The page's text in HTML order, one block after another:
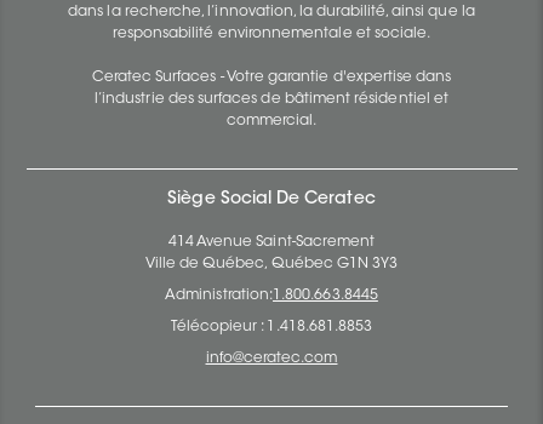
dans la recherche, l’innovation, la durabilité, ainsi que la
responsabilité environnementale et sociale.
Ceratec Surfaces - Votre garantie d'expertise dans
l’industrie des surfaces de bâtiment résidentiel et
commercial.
Siège Social De Ceratec
414 Avenue Saint-Sacrement
Ville de Québec, Québec G1N 3Y3
Administration: 1.800.663.8445
Télécopieur : 1.418.681.8853
info@ceratec.com